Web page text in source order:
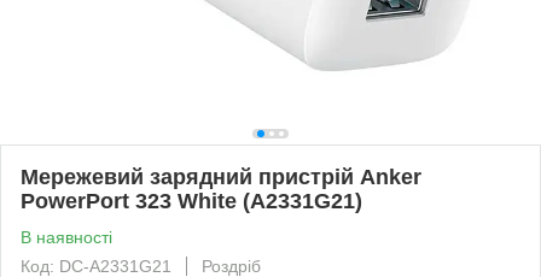
Мережевий зарядний пристрій Anker
PowerPort 323 White (A2331G21)
В наявності
Код: DC-A2331G21
Роздріб